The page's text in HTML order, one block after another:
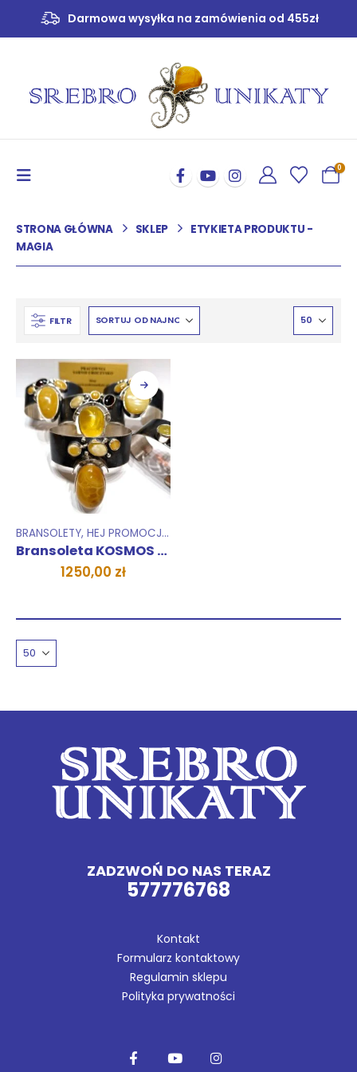
Darmowa wysyłka na zamówienia od 455zł
0
STRONA GŁÓWNA SKLEP
ETYKIETA PRODUKTU -
MAGIA
FILTR
BRANSOLETY, HEJ PROMOCJA !
Bransoleta KOSMOS MAGICZNY
1250,00 zł
ZADZWOŃ DO NAS TERAZ
577776768
Kontakt
Formularz kontaktowy
Regulamin sklepu
Polityka prywatności